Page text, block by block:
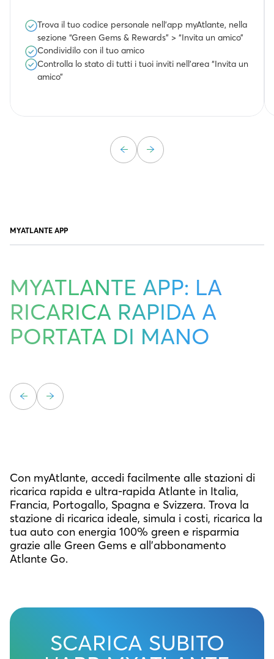
Trova il tuo codice personale nell’app myAtlante, nella
sezione “Green Gems & Rewards” > “Invita un amico”
Condividilo con il tuo amico
Controlla lo stato di tutti i tuoi inviti nell’area “Invita un
amico”
MYATLANTE APP
MYATLANTE APP: LA
RICARICA RAPIDA A
PORTATA DI MANO
Con myAtlante, accedi facilmente alle stazioni di
ricarica rapida e ultra-rapida Atlante in Italia,
Francia, Portogallo, Spagna e Svizzera. Trova la
stazione di ricarica ideale, simula i costi, ricarica la
tua auto con energia 100% green e risparmia
grazie alle Green Gems e all’abbonamento
Atlante Go.
SCARICA SUBITO